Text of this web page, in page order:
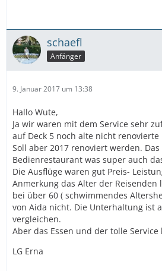
schaefl
Anfänger
9. Januar 2017 um 13:38
Hallo Wute,
Ja wir waren mit dem Service sehr
auf Deck 5 noch alte nicht renovierte
Soll aber 2017 renoviert werden. Das
Bedienrestaurant was super auch
Die Ausflüge waren gut Preis-
Anmerkung das Alter der Reisenden
bei über 60 ( schwimmendes
von Aida nicht. Die Unterhaltung ist
vergleichen.
Aber das Essen und der tolle
LG Erna